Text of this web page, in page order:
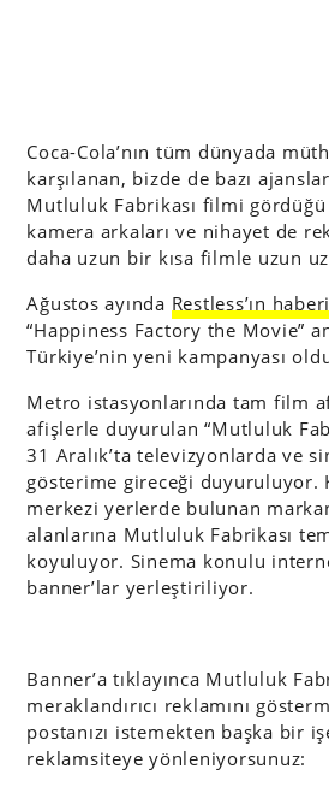
Coca-Cola’nın tüm dünyada
karşılanan, bizde de bazı
Mutluluk Fabrikası filmi
kamera arkaları ve nihayet de
daha uzun bir kısa filmle uzun
Ağustos ayında Restless’ın
“Happiness Factory the Movie”
Türkiye’nin yeni kampanyası
Metro istasyonlarında tam film
afişlerle duyurulan “Mutluluk
31 Aralık’ta televizyonlarda ve
gösterime gireceği duyuruluyor.
merkezi yerlerde bulunan
alanlarına Mutluluk Fabrikası
koyuluyor. Sinema konulu
banner’lar yerleştiriliyor.
Banner’a tıklayınca Mutluluk
meraklandırıcı reklamını
postanızı istemekten başka bir
reklamsiteye yönleniyorsunuz: